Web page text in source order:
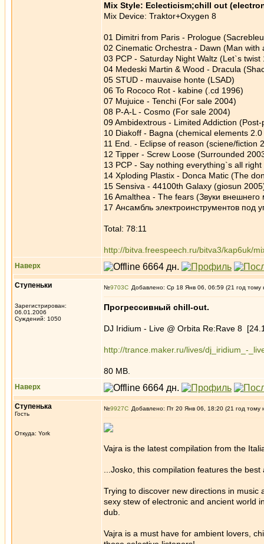
Mix Style: Eclecticism;chill out
Mix Device: Traktor+Oxygen 8
01 Dimitri from Paris - Prologue
02 Cinematic Orchestra - Dawn (Man with
03 PCP - Saturday Night Waltz (Let`s twist
04 Medeski Martin & Wood - Dracula
05 STUD - mauvaise honte (LSAD)
06 To Rococo Rot - kabine (.cd 1996)
07 Mujuice - Tenchi (For sale 2004)
08 P-A-L - Cosmo (For sale 2004)
09 Ambidextrous - Limited Addiction
10 Diakoff - Bagna (chemical elements
11 End. - Eclipse of reason (sciene/fiction
12 Tipper - Screw Loose (Surrounded
13 PCP - Say nothing everything`s all
14 Xploding Plastix - Donca Matic (The
15 Sensiva - 44100th Galaxy (giosun
16 Amalthea - The fears (Звуки
17 Ансамбль электроинструментов
Total: 78:11
http://bitva.freespeech.ru/bitva3/kap6uk/
Наверх
Ступеньки
Зарегистрирован:
06.01.2006
Суждений: 1050
№9703 Добавлено: Ср 18 Янв 06, 06:59 (21 год тому
Прогрессивный chill-out.
DJ Iridium - Live @ Orbita Re:Rave 8
http://trance.maker.ru/lives/dj_iridium_-
80 MB.
Наверх
Ступенькa
Гость
Откуда: York
№9927 Добавлено: Пт 20 Янв 06, 18:20 (21 год тому
Vajra is the latest compilation from the
...Josko, this compilation features the
Trying to discover new directions in
sexy stew of electronic and ancient world
dub.
Vajra is a must have for ambient lovers,